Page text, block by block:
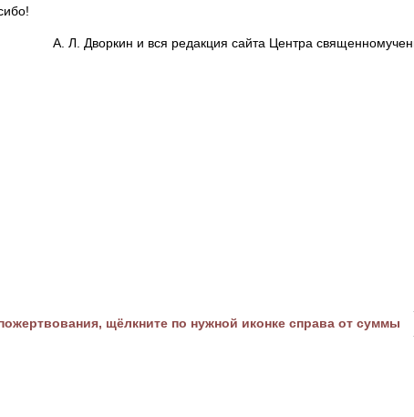
А. Л. Дворкин и вся редакция сайта Центра
щёлкните по нужной иконке справа от суммы